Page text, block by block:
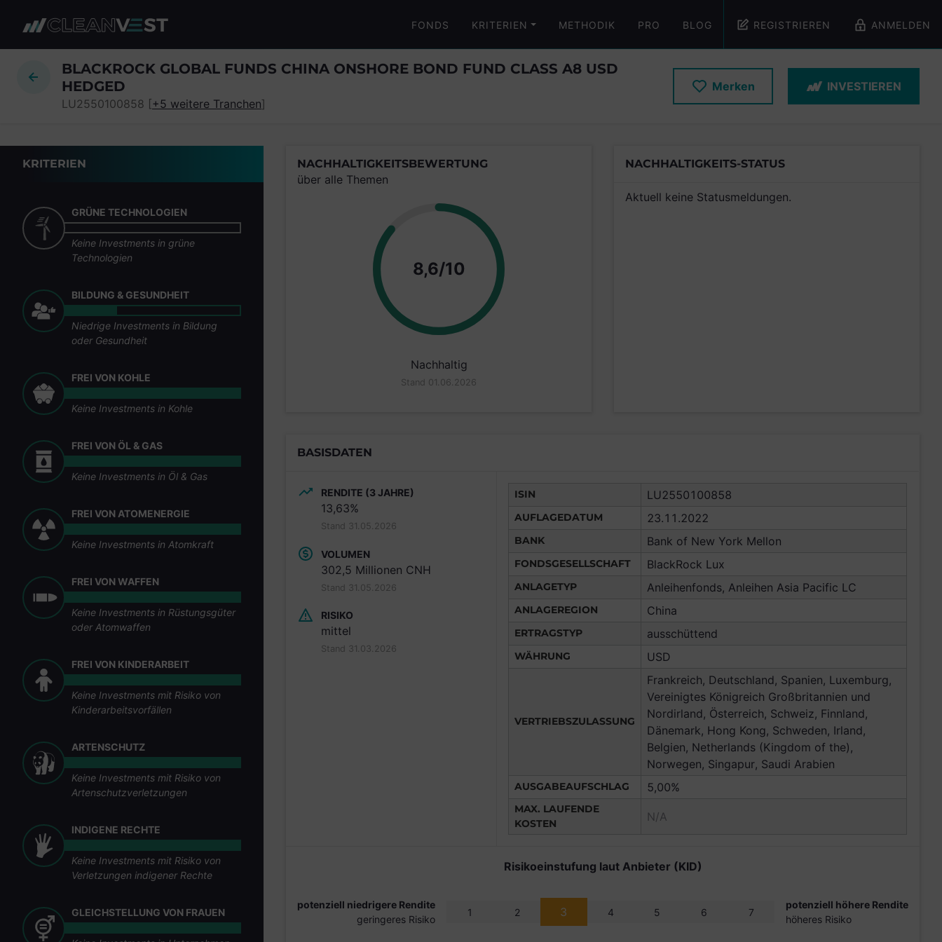
FONDS KRITERIEN METHODIK PRO BLOG REGISTRIEREN ANMELDEN
BLACKROCK GLOBAL FUNDS CHINA ONSHORE BOND FUND CLASS A8 USD
HEDGED
LU2550100858 [+5 weitere Tranchen]
Merken INVESTIEREN
KRITERIEN
GRÜNE TECHNOLOGIEN
Keine Investments in grüne
Technologien
BILDUNG & GESUNDHEIT
Niedrige Investments in Bildung
oder Gesundheit
FREI VON KOHLE
Keine Investments in Kohle
FREI VON ÖL & GAS
Keine Investments in Öl & Gas
FREI VON ATOMENERGIE
Keine Investments in Atomkraft
FREI VON WAFFEN
Keine Investments in Rüstungsgüter
oder Atomwaffen
FREI VON KINDERARBEIT
Keine Investments mit Risiko von
Kinderarbeitsvorfällen
ARTENSCHUTZ
Keine Investments mit Risiko von
Artenschutzverletzungen
INDIGENE RECHTE
Keine Investments mit Risiko von
Verletzungen indigener Rechte
GLEICHSTELLUNG VON FRAUEN
NACHHALTIGKEITSBEWERTUNG
über alle Themen
8,6/10 Punkte
Nachhaltig
Stand 01.06.2026
NACHHALTIGKEITS-STATUS
Aktuell keine Statusmeldungen.
BASISDATEN
RENDITE (3 JAHRE)
13,63%
Stand 31.05.2026
VOLUMEN
302,5 Millionen CNH
Stand 31.05.2026
RISIKO
mittel
Stand 31.03.2026
ISIN LU2550100858
AUFLAGEDATUM 23.11.2022
BANK Bank of New York Mellon
FONDSGESELLSCHAFT BlackRock Lux
ANLAGETYP Anleihenfonds, Anleihen Asia Pacific LC
ANLAGEREGION China
ERTRAGSTYP ausschüttend
WÄHRUNG USD
VERTRIEBSZULASSUNG
Frankreich, Deutschland, Spanien, Luxemburg,
Vereinigtes Königreich Großbritannien und
Nordirland, Österreich, Schweiz, Finnland,
Dänemark, Hong Kong, Schweden, Irland,
Belgien, Netherlands (Kingdom of the),
Norwegen, Singapur, Saudi Arabien
AUSGABEAUFSCHLAG 5,00%
MAX. LAUFENDE
KOSTEN
N/A
Risikoeinstufung laut Anbieter (KID)
potenziell niedrigere Rendite
geringeres Risiko
1 2 3 4 5 6 7
potenziell höhere Rendite
höheres Risiko